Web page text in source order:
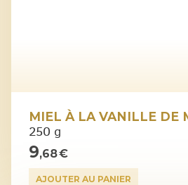
MIEL À LA VANILLE DE
250 g
9,68 €
AJOUTER AU PANIER